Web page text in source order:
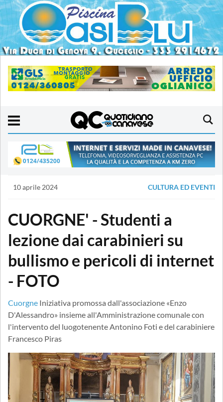
10 aprile 2024 CULTURA ED EVENTI
CUORGNE' - Studenti a
lezione dai carabinieri su
bullismo e pericoli di internet
- FOTO
Cuorgne Iniziativa promossa dall'associazione «Enzo
D'Alessandro» insieme all'Amministrazione comunale con
l'intervento del luogotenente Antonino Foti e del carabiniere
Francesco Piras